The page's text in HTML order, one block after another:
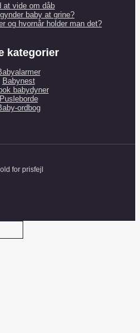
vide om dåb
baby at grine?
og hvornår holder man det?
kategorier
Babynest
babydyner
Pusleborde
ordbog
for prisfejl